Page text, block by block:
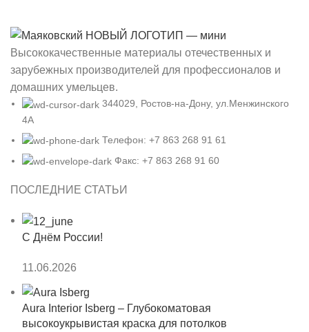
Высококачественные материалы отечественных и
зарубежных производителей для профессионалов и
домашних умельцев.
344029, Ростов-на-Дону, ул.Менжинского
4А
Телефон: +7 863 268 91 61
Факс: +7 863 268 91 60
ПОСЛЕДНИЕ СТАТЬИ
С Днём России!
11.06.2026
Aura Interior Isberg – Глубокоматовая
высокоукрывистая краска для потолков